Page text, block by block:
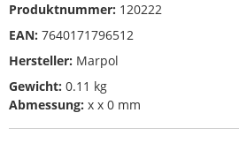
Produktnummer: 120222
EAN: 7640171796512
Hersteller: Marpol
Gewicht: 0.11 kg
Abmessung: x x 0 mm